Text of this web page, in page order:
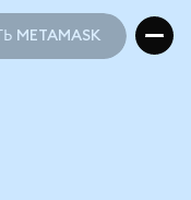
METAMASK